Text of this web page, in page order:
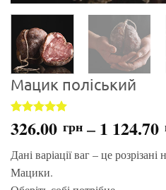
Мацик поліський
Рейтинг
4.88з 5
опитування
8
покупців
326.00 грн – 1 124.70
Дані варіації ваг – це
Мацики.